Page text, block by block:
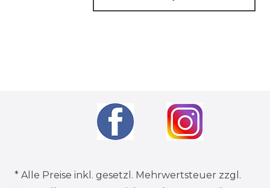
* Alle Preise inkl. gesetzl. Mehrwertsteuer zzgl.